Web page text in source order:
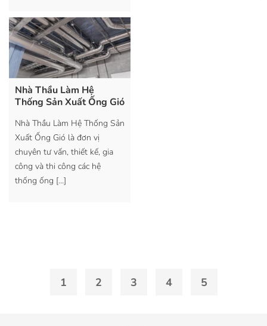
Nhà Thầu Làm Hệ
Thống Sản Xuất Ống Gió
Nhà Thầu Làm Hệ Thống Sản
Xuất Ống Gió là đơn vị
chuyên tư vấn, thiết kế, gia
công và thi công các hệ
thống ống […]
1 2 3 4 5